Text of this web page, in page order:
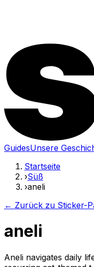
GuidesUnsere
Startseite
›Süß
›aneli
← Zurück zu Sticker-
aneli
Aneli navigates daily